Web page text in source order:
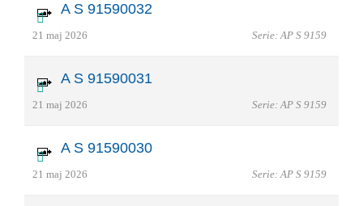
A S 91590032
21 maj 2026 Serie: AP S 9159
A S 91590031
21 maj 2026 Serie: AP S 9159
A S 91590030
21 maj 2026 Serie: AP S 9159